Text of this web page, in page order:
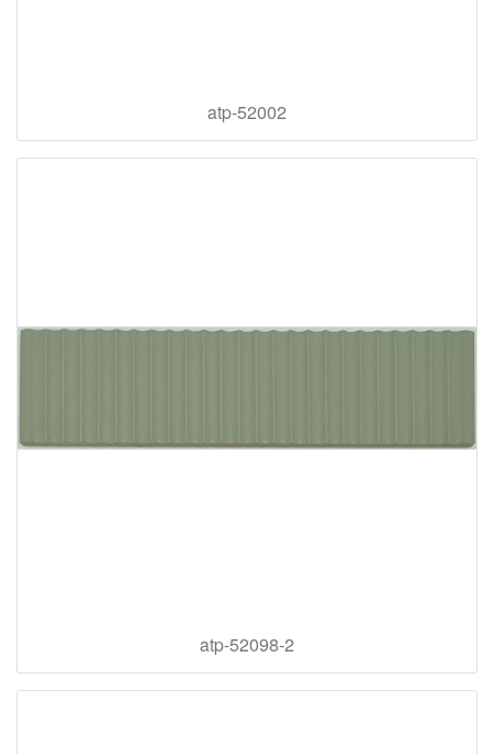
atp-52002
atp-52098-2